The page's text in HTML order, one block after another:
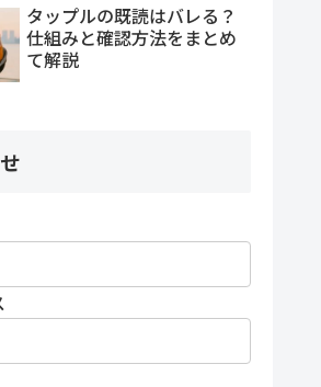
タップルの既読はバレる？
仕組みと確認方法をまとめ
て解説